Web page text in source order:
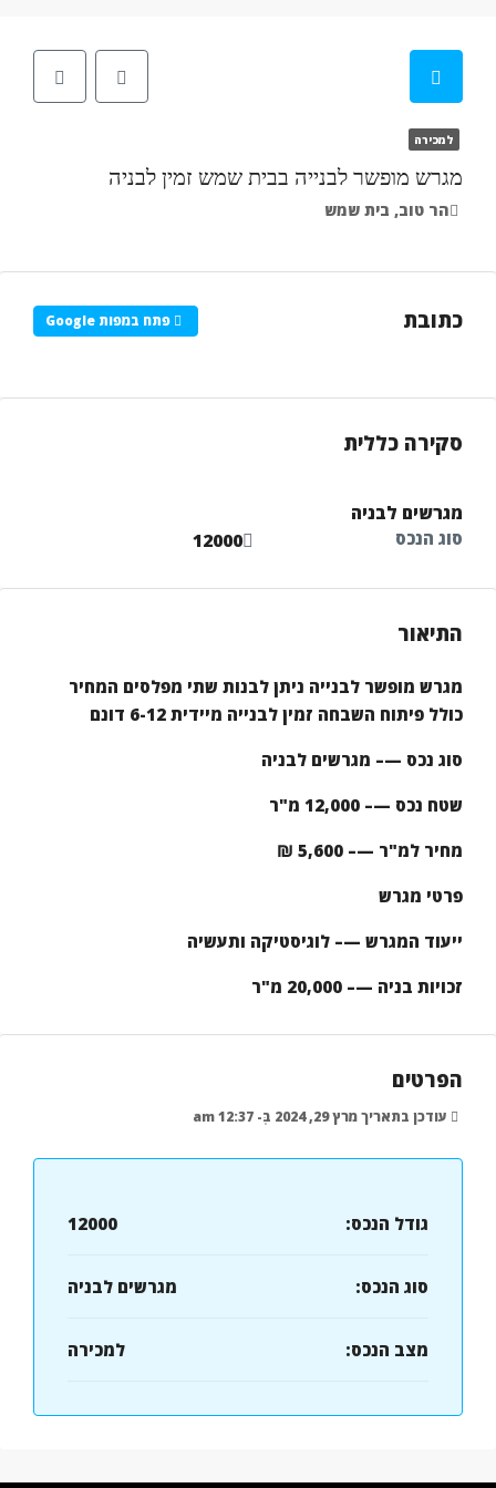
למכירה
מגרש מופשר לבנייה בבית שמש זמין לבניה
הר טוב, בית שמש
כתובת פתח במפות Google
סקירה כללית
מגרשים לבניה
סוג הנכס 12000
התיאור
מגרש מופשר לבנייה ניתן לבנות שתי מפלסים המחיר
כולל פיתוח השבחה זמין לבנייה מיידית 6-12 דונם
סוג נכס —– מגרשים לבניה
שטח נכס —– 12,000 מ"ר
מחיר למ"ר —– 5,600 ₪
פרטי מגרש
ייעוד המגרש —– לוגיסטיקה ותעשיה
זכויות בניה —– 20,000 מ"ר
הפרטים
עודכן בתאריך מרץ 29, 2024 בְּ- 12:37 am
גודל הנכס: 12000
סוג הנכס: מגרשים לבניה
מצב הנכס: למכירה